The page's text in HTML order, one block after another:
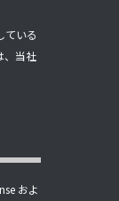
ている
、当社
およ